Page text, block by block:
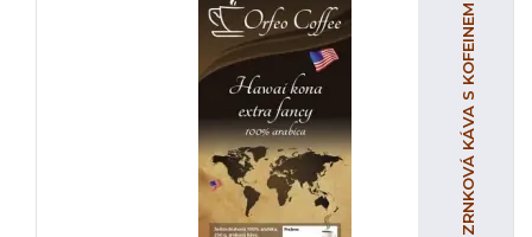
ZRNKOVÁ KÁVA S KOFEINEM